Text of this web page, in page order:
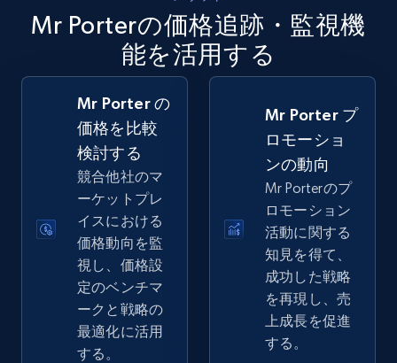
Seller id, URL, Seller name, Description, Detailed
info, Stars, Feedbacks, Return policy, and more.
2.5K+ 378+ 今すぐ始める
URL, Product id, Title, Seller name, Seller rating,
Seller reviews, Breadcrumbs, Root category, and
more.
Mr Porterの価格追跡・監視機
能を活用する
Mr Porter の
価格を比較
検討する
競合他社のマ
ーケットプレ
イスにおける
価格動向を監
視し、価格設
定のベンチマ
ークと戦略の
最適化に活用
する。
Mr Porter プ
ロモーショ
ンの動向
Mr Porterのプ
ロモーション
活動に関する
知見を得て、
成功した戦略
を再現し、売
上成長を促進
する。